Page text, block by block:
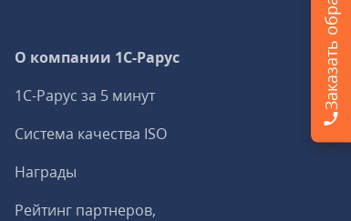
О компании 1C-Рарус
1С-Рарус за 5 минут
Система качества ISO
Награды
Рейтинг партнеров,